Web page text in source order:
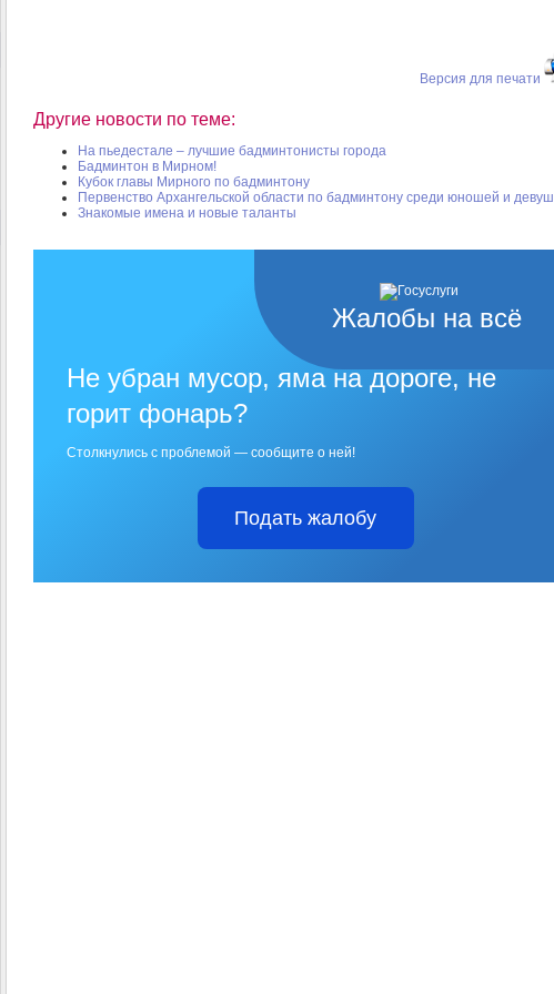
Версия для печати
Другие новости по теме:
На пьедестале – лучшие бадминтонисты города
Бадминтон в Мирном!
Кубок главы Мирного по бадминтону
Первенство Архангельской области по бадминтону среди юношей и
Знакомые имена и новые таланты
Жалобы на всё
Не убран мусор, яма на дороге, не
горит фонарь?
Столкнулись с проблемой — сообщите о ней!
Подать жалобу